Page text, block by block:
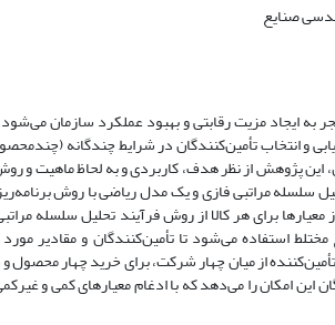
صنایع
به ایجاد مزیت رقابتی و بهبود عملکرد سازمان
و انتخاب تأمین‌کنندگان در شرایط چندگانه
پژوهش از نظر هدف، کاربردی و به لحاظ ماهیت و
سلسله مراتبی فازی و یک مدل ریاضی با روش
برای هر کالا از روش فرآیند تحلیل سلسله
استفاده می‌شود تا تأمین‌کنندگان و مقادیر
از میان چهار شرکت، برای خرید چهار محصول و
امکان را می‌دهد که با ادغام معیارهای کمی و